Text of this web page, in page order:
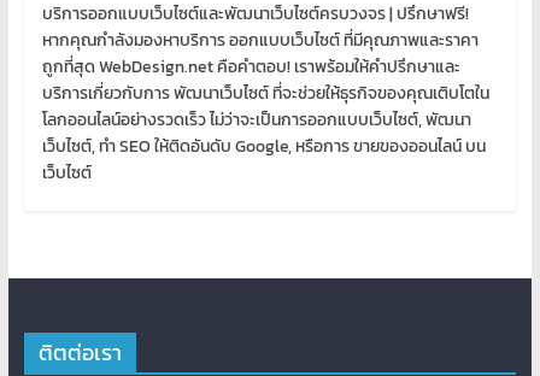
บริการออกแบบเว็บไซต์และพัฒนาเว็บไซต์ครบวงจร | ปรึกษาฟรี!
หากคุณกำลังมองหาบริการ ออกแบบเว็บไซต์ ที่มีคุณภาพและราคา
ถูกที่สุด WebDesign.net คือคำตอบ! เราพร้อมให้คำปรึกษาและ
บริการเกี่ยวกับการ พัฒนาเว็บไซต์ ที่จะช่วยให้ธุรกิจของคุณเติบโตใน
โลกออนไลน์อย่างรวดเร็ว ไม่ว่าจะเป็นการออกแบบเว็บไซต์, พัฒนา
เว็บไซต์, ทำ SEO ให้ติดอันดับ Google, หรือการ ขายของออนไลน์ บน
เว็บไซต์
ติตต่อเรา